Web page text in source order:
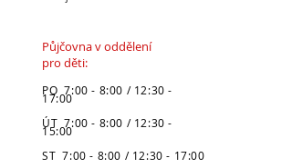
Půjčovna v oddělení
pro děti:
PO 7:00 - 8:00 / 12:30 -
17:00
ÚT 7:00 - 8:00 / 12:30 -
15:00
ST 7:00 - 8:00 / 12:30 - 17:00